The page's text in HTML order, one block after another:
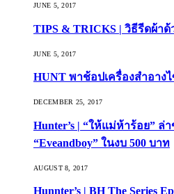
JUNE 5, 2017
TIPS & TRICKS | วิธีรีดผ้า
JUNE 5, 2017
HUNT พาช้อปเครื่องสำอาง
DECEMBER 25, 2017
Hunter’s | “ให้แม่ห้าร้อย”
“Eveandboy” ในงบ 500 บาท
AUGUST 8, 2017
Hunnter’s | BH The Series